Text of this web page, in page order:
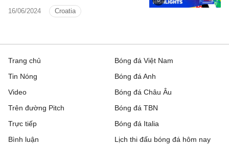
16/06/2024 Croatia
Trang chủ
Tin Nóng
Video
Trên đường Pitch
Trực tiếp
Bóng đá Việt Nam
Bóng đá Anh
Bóng đá Châu Âu
Bóng đá TBN
Bóng đá Italia
Bình luận
Lịch thi đấu bóng đá hôm nay